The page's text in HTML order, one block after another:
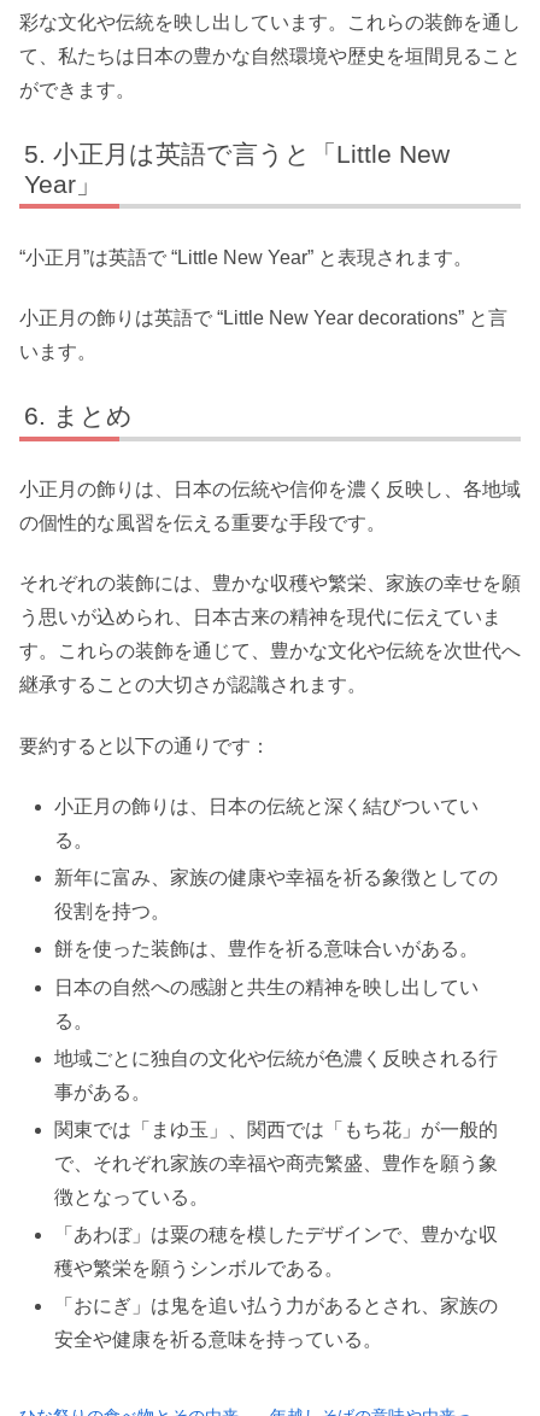
彩な文化や伝統を映し出しています。これらの装飾を通し
て、私たちは日本の豊かな自然環境や歴史を垣間見ること
ができます。
小正月は英語で言うと「Little New
Year」
“小正月”は英語で “Little New Year” と表現されます。
小正月の飾りは英語で “Little New Year decorations” と言
います。
まとめ
小正月の飾りは、日本の伝統や信仰を濃く反映し、各地域
の個性的な風習を伝える重要な手段です。
それぞれの装飾には、豊かな収穫や繁栄、家族の幸せを願
う思いが込められ、日本古来の精神を現代に伝えていま
す。これらの装飾を通じて、豊かな文化や伝統を次世代へ
継承することの大切さが認識されます。
要約すると以下の通りです：
小正月の飾りは、日本の伝統と深く結びついてい
る。
新年に富み、家族の健康や幸福を祈る象徴としての
役割を持つ。
餅を使った装飾は、豊作を祈る意味合いがある。
日本の自然への感謝と共生の精神を映し出してい
る。
地域ごとに独自の文化や伝統が色濃く反映される行
事がある。
関東では「まゆ玉」、関西では「もち花」が一般的
で、それぞれ家族の幸福や商売繁盛、豊作を願う象
徴となっている。
「あわぼ」は粟の穂を模したデザインで、豊かな収
穫や繁栄を願うシンボルである。
「おにぎ」は鬼を追い払う力があるとされ、家族の
安全や健康を祈る意味を持っている。